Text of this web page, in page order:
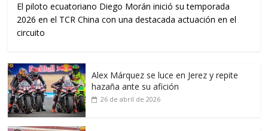
El piloto ecuatoriano Diego Morán inició su temporada
2026 en el TCR China con una destacada actuación en el
circuito
Alex Márquez se luce en Jerez y repite
hazaña ante su afición
26 de abril de 2026